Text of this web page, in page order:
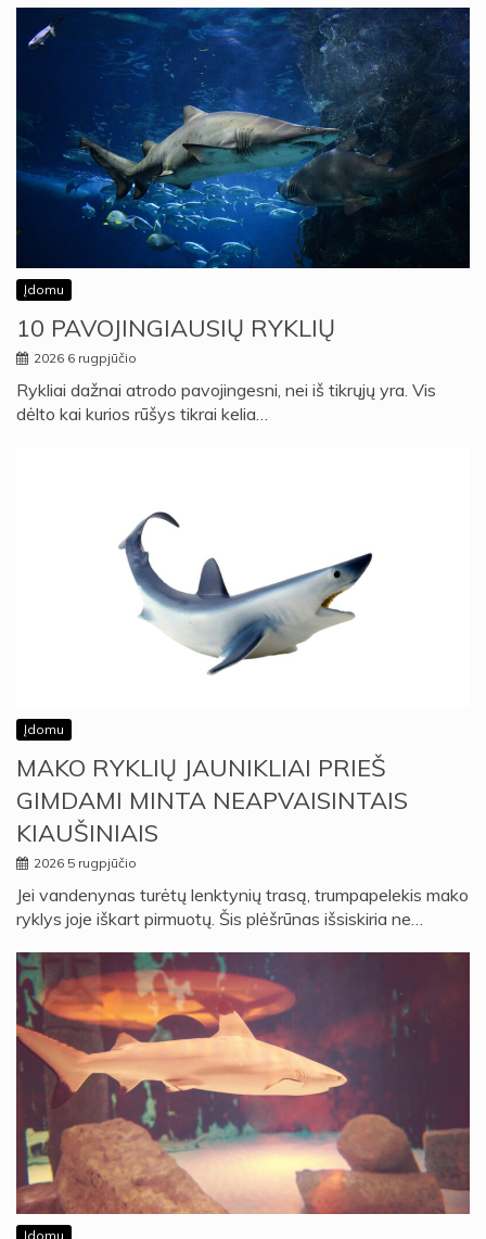
Įdomu
10 PAVOJINGIAUSIŲ RYKLIŲ
2026 6 rugpjūčio
Rykliai dažnai atrodo pavojingesni, nei iš tikrųjų yra. Vis
dėlto kai kurios rūšys tikrai kelia…
Įdomu
MAKO RYKLIŲ JAUNIKLIAI PRIEŠ
GIMDAMI MINTA NEAPVAISINTAIS
KIAUŠINIAIS
2026 5 rugpjūčio
Jei vandenynas turėtų lenktynių trasą, trumpapelekis mako
ryklys joje iškart pirmuotų. Šis plėšrūnas išsiskiria ne…
Įdomu